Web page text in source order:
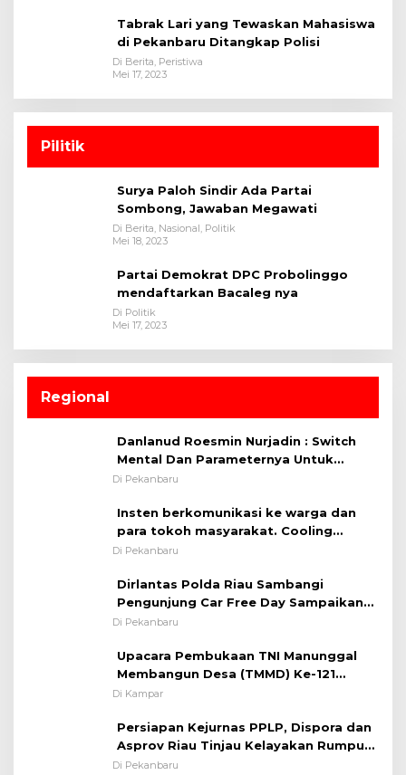
Tabrak Lari yang Tewaskan Mahasiswa
di Pekanbaru Ditangkap Polisi
Di Berita, Peristiwa
Mei 17, 2023
Pilitik
Surya Paloh Sindir Ada Partai
Sombong, Jawaban Megawati
Di Berita, Nasional, Politik
Mei 18, 2023
Partai Demokrat DPC Probolinggo
mendaftarkan Bacaleg nya
Di Politik
Mei 17, 2023
Regional
Danlanud Roesmin Nurjadin : Switch
Mental Dan Parameternya Untuk
Melaksanakan ✈
Di Pekanbaru
Insten berkomunikasi ke warga dan
para tokoh masyarakat. Cooling
System OMP LK ²024 Polsek Rumbai,
Pentingnya Memelihara dan Menjaga
Situasi Kondusif
Di Pekanbaru
Dirlantas Polda Riau Sambangi
Pengunjung Car Free Day Sampaikan
Pesan Edukasi Kamtibmas &
Di Pekanbaru
Upacara Pembukaan TNI Manunggal
Membangun Desa (TMMD) Ke-121
Kodim 0313/KPR Tahun 2024) ?
Di Kampar
Persiapan Kejurnas PPLP, Dispora dan
Asprov Riau Tinjau Kelayakan Rumput
Lapangan Sepakbola
Di Pekanbaru